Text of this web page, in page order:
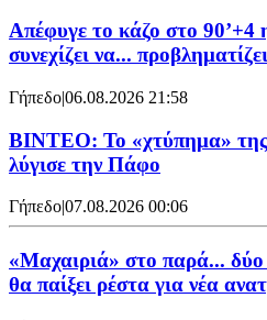
Απέφυγε το κάζο στο 90’+4
συνεχίζει να... προβληματίζει
Γήπεδο|06.08.2026 21:58
ΒΙΝΤΕΟ: Το «χτύπημα»
λύγισε την Πάφο
Γήπεδο|07.08.2026 00:06
«Μαχαιριά» στο παρά...
θα παίξει ρέστα για νέα